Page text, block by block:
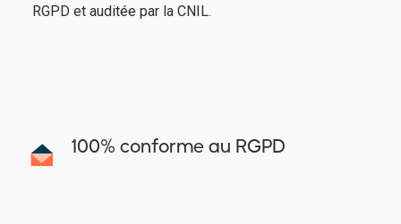
RGPD et auditée par la CNIL.
100% conforme au RGPD